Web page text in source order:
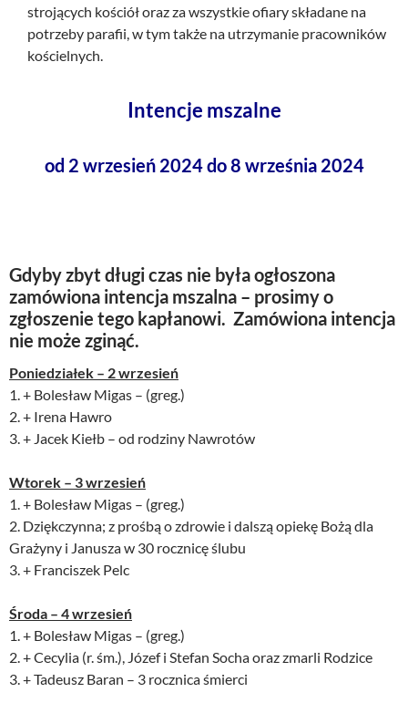
strojących kościół oraz za wszystkie ofiary składane na
potrzeby parafii, w tym także na utrzymanie pracowników
kościelnych.
Intencje mszalne
od 2 wrzesień 2024 do 8 września 2024
Gdyby zbyt długi czas nie była ogłoszona
zamówiona intencja mszalna – prosimy o
zgłoszenie tego kapłanowi. Zamówiona intencja
nie może zginąć.
Poniedziałek – 2 wrzesień
1. + Bolesław Migas – (greg.)
2. + Irena Hawro
3. + Jacek Kiełb – od rodziny Nawrotów
Wtorek – 3 wrzesień
1. + Bolesław Migas – (greg.)
2. Dziękczynna; z prośbą o zdrowie i dalszą opiekę Bożą dla
Grażyny i Janusza w 30 rocznicę ślubu
3. + Franciszek Pelc
Środa – 4 wrzesień
1. + Bolesław Migas – (greg.)
2. + Cecylia (r. śm.), Józef i Stefan Socha oraz zmarli Rodzice
3. + Tadeusz Baran – 3 rocznica śmierci